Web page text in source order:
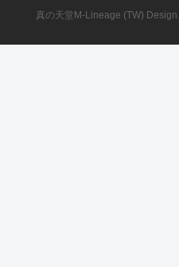
真の天堂M-Lineage (TW)